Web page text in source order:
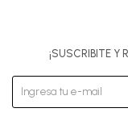
¡SUSCRIBITE Y